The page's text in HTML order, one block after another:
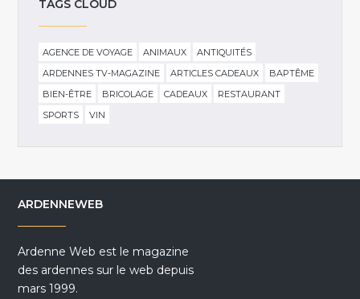
TAGS CLOUD
AGENCE DE VOYAGE ANIMAUX
ANTIQUITÉS
ARDENNES TV-MAGAZINE
ARTICLES CADEAUX
BAPTÊME
BIEN-ÊTRE
BRICOLAGE CADEAUX
RESTAURANT
SPORTS
VIN
ARDENNEWEB
Ardenne Web est le magazine
des ardennes sur le web depuis
mars 1999.